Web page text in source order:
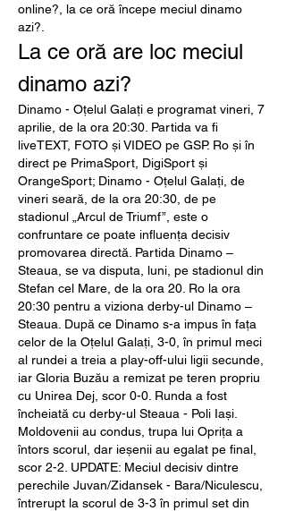
online?, la ce oră începe meciul dinamo
azi?.
La ce oră are loc meciul
dinamo azi?
Dinamo - Oțelul Galați e programat vineri, 7
aprilie, de la ora 20:30. Partida va fi
liveTEXT, FOTO și VIDEO pe GSP. Ro și în
direct pe PrimaSport, DigiSport și
OrangeSport; Dinamo - Oțelul Galați, de
vineri seară, de la ora 20:30, de pe
stadionul „Arcul de Triumf”, este o
confruntare ce poate influența decisiv
promovarea directă. Partida Dinamo –
Steaua, se va disputa, luni, pe stadionul din
Stefan cel Mare, de la ora 20. Ro la ora
20:30 pentru a viziona derby-ul Dinamo –
Steaua. După ce Dinamo s-a impus în fața
celor de la Oțelul Galați, 3-0, în primul meci
al rundei a treia a play-off-ului ligii secunde,
iar Gloria Buzău a remizat pe teren propriu
cu Unirea Dej, scor 0-0. Runda a fost
încheiată cu derby-ul Steaua - Poli Iași.
Moldovenii au condus, trupa lui Oprița a
întors scorul, dar ieșenii au egalat pe final,
scor 2-2. UPDATE: Meciul decisiv dintre
perechile Juvan/Zidansek - Bara/Niculescu,
întrerupt la scorul de 3-3 în primul set din